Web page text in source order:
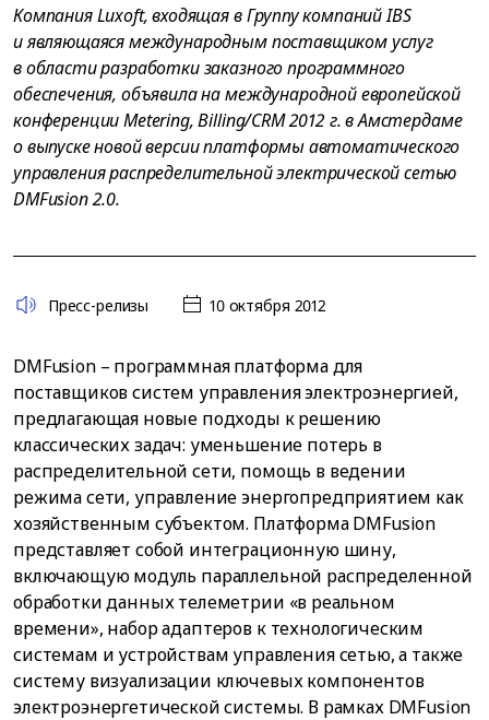
Компания Luxoft, входящая в Группу компаний IBS
и являющаяся международным поставщиком услуг
в области разработки заказного программного
обеспечения, объявила на международной европейской
конференции Metering, Billing/CRM 2012 г. в Амстердаме
о выпуске новой версии платформы автоматического
управления распределительной электрической сетью
DMFusion 2.0.
Пресс-релизы 10 октября 2012
DMFusion – программная платформа для
поставщиков систем управления электроэнергией,
предлагающая новые подходы к решению
классических задач: уменьшение потерь в
распределительной сети, помощь в ведении
режима сети, управление энергопредприятием как
хозяйственным субъектом. Платформа DMFusion
представляет собой интеграционную шину,
включающую модуль параллельной распределенной
обработки данных телеметрии «в реальном
времени», набор адаптеров к технологическим
системам и устройствам управления сетью, а также
систему визуализации ключевых компонентов
электроэнергетической системы. В рамках DMFusion